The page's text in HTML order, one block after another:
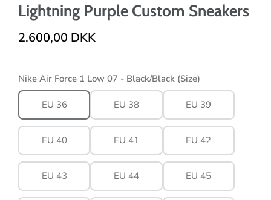
Lightning Purple Custom Sneakers
2.600,00 DKK
Nike Air Force 1 Low 07 - Black/Black (Size)
EU 36 EU 38 EU 39
EU 40 EU 41 EU 42
EU 43 EU 44 EU 45